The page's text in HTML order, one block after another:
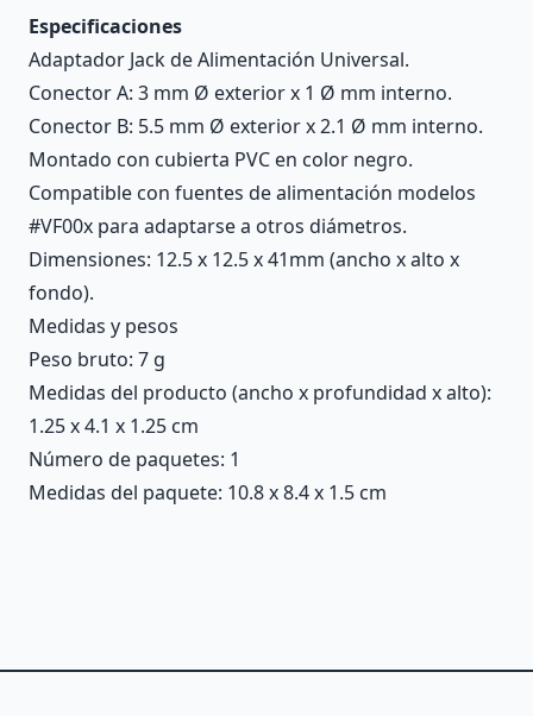
Especificaciones
Adaptador Jack de Alimentación Universal.
Conector A: 3 mm Ø exterior x 1 Ø mm interno.
Conector B: 5.5 mm Ø exterior x 2.1 Ø mm interno.
Montado con cubierta PVC en color negro.
Compatible con fuentes de alimentación modelos
#VF00x para adaptarse a otros diámetros.
Dimensiones: 12.5 x 12.5 x 41mm (ancho x alto x
fondo).
Medidas y pesos
Peso bruto: 7 g
Medidas del producto (ancho x profundidad x alto):
1.25 x 4.1 x 1.25 cm
Número de paquetes: 1
Medidas del paquete: 10.8 x 8.4 x 1.5 cm